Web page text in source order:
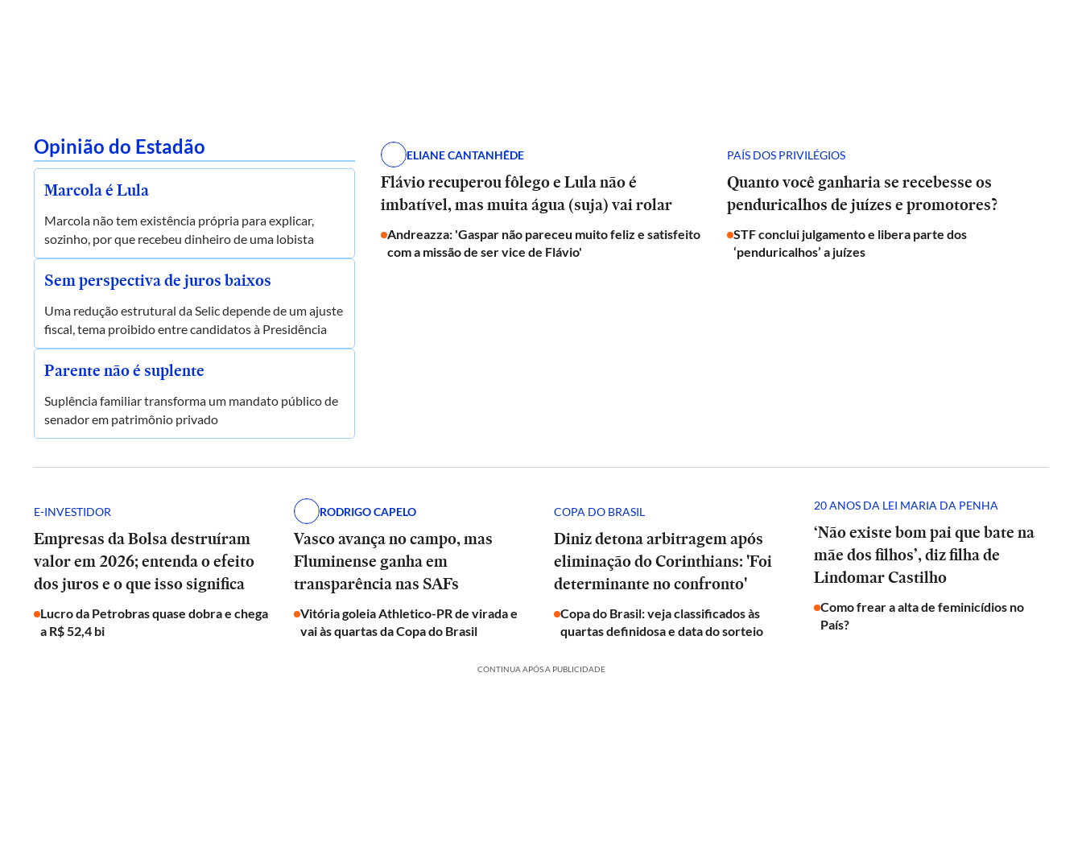
Opinião do Estadão
Marcola é Lula
Marcola não tem existência própria para explicar,
sozinho, por que recebeu dinheiro de uma lobista
Sem perspectiva de juros baixos
Uma redução estrutural da Selic depende de um ajuste
fiscal, tema proibido entre candidatos à Presidência
Parente não é suplente
Suplência familiar transforma um mandato público de
senador em patrimônio privado
ELIANE CANTANHÊDE
Flávio recuperou fôlego e Lula não é
imbatível, mas muita água (suja) vai rolar
Andreazza: 'Gaspar não pareceu muito feliz e satisfeito
com a missão de ser vice de Flávio'
PAÍS DOS PRIVILÉGIOS
Quanto você ganharia se recebesse os
penduricalhos de juízes e promotores?
STF conclui julgamento e libera parte dos
‘penduricalhos’ a juízes
E-INVESTIDOR
Empresas da Bolsa destruíram
valor em 2026; entenda o efeito
dos juros e o que isso significa
Lucro da Petrobras quase dobra e chega
a R$ 52,4 bi
RODRIGO CAPELO
Vasco avança no campo, mas
Fluminense ganha em
transparência nas SAFs
Vitória goleia Athletico-PR de virada e
vai às quartas da Copa do Brasil
COPA DO BRASIL
Diniz detona arbitragem após
eliminação do Corinthians: 'Foi
determinante no confronto'
Copa do Brasil: veja classificados às
quartas definidosa e data do sorteio
20 ANOS DA LEI MARIA DA PENHA
‘Não existe bom pai que bate na
mãe dos filhos’, diz filha de
Lindomar Castilho
Como frear a alta de feminicídios no
País?
CONTINUA APÓS A PUBLICIDADE